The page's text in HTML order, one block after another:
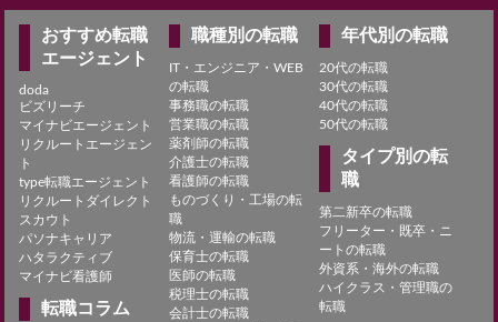
おすすめ転職
エージェント
doda
ビズリーチ
マイナビエージェント
リクルートエージェン
ト
type転職エージェント
リクルートダイレクト
スカウト
パソナキャリア
ハタラクティブ
マイナビ看護師
転職コラム
職種別の転職
IT・エンジニア・WEB
の転職
事務職の転職
営業職の転職
薬剤師の転職
介護士の転職
看護師の転職
ものづくり・工場の転
職
物流・運輸の転職
保育士の転職
医師の転職
税理士の転職
会計士の転職
年代別の転職
20代の転職
30代の転職
40代の転職
50代の転職
タイプ別の転
職
第二新卒の転職
フリーター・既卒・ニ
ートの転職
外資系・海外の転職
ハイクラス・管理職の
転職